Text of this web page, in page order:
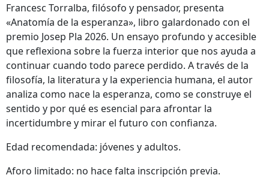
Francesc Torralba, filósofo y pensador, presenta
«Anatomía de la esperanza», libro galardonado con el
premio Josep Pla 2026. Un ensayo profundo y accesible
que reflexiona sobre la fuerza interior que nos ayuda a
continuar cuando todo parece perdido. A través de la
filosofía, la literatura y la experiencia humana, el autor
analiza como nace la esperanza, como se construye el
sentido y por qué es esencial para afrontar la
incertidumbre y mirar el futuro con confianza.
Edad recomendada: jóvenes y adultos.
Aforo limitado: no hace falta inscripción previa.